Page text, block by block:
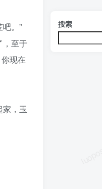
。”
，至于
现在
，玉
搜索